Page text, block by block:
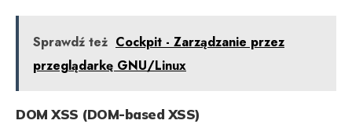
Sprawdź też Cockpit - Zarządzanie przez
przeglądarkę GNU/Linux
DOM XSS (DOM-based XSS)